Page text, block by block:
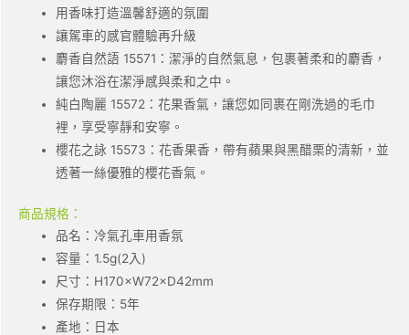
用香味打造溫馨舒適的氛圍
讓駕車的感官體驗再升級
麝香自然語 15571：潔淨的自然氣息，包裹著柔和的麝香，
讓您沐浴在潔淨感與柔和之中。
純白陶麗 15572：花果香氣，讓您如同裹在剛洗過的毛巾
裡，享受寧靜和安寧。
櫻花之詠 15573：花香果香，帶有蘋果與黑醋栗的清新，並
透著一絲優雅的櫻花香氣。
商品規格：
品名：冷氣孔車用香氛
容量：1.5g(2入)
尺寸：H170×W72×D42mm
保存期限：5年
產地：日本